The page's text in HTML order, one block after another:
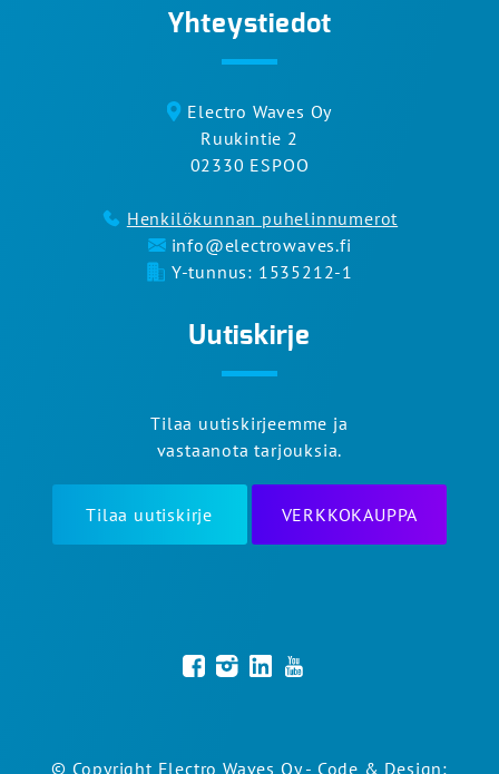
Yhteystiedot
Electro Waves Oy
Ruukintie 2
02330 ESPOO
Henkilökunnan puhelinnumerot
info@electrowaves.fi
Y-tunnus: 1535212-1
Uutiskirje
Tilaa uutiskirjeemme ja
vastaanota tarjouksia.
Tilaa uutiskirje VERKKOKAUPPA
© Copyright Electro Waves Oy - Code & Design: